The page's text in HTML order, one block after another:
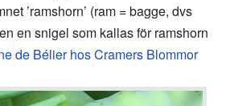
’ramshorn’ (ram = bagge, dvs
en snigel som kallas för ramshorn
de Bélier hos Cramers Blommor